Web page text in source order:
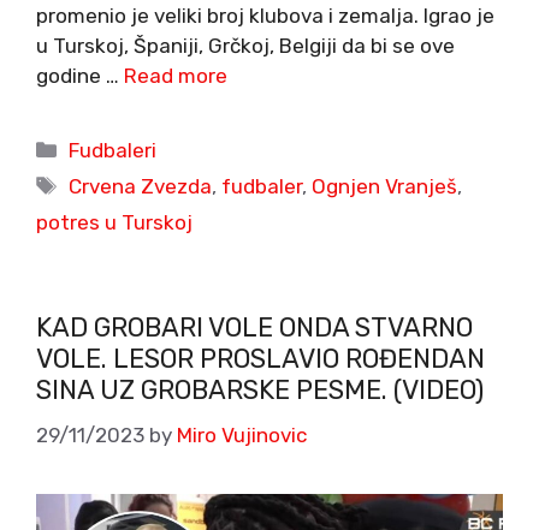
promenio je veliki broj klubova i zemalja. Igrao je
u Turskoj, Španiji, Grčkoj, Belgiji da bi se ove
godine … Read more
Categories
Fudbaleri
Tags
Crvena Zvezda, fudbaler, Ognjen Vranješ,
potres u Turskoj
KAD GROBARI VOLE ONDA STVARNO
VOLE. LESOR PROSLAVIO ROĐENDAN
SINA UZ GROBARSKE PESME. (VIDEO)
29/11/2023 by Miro Vujinovic